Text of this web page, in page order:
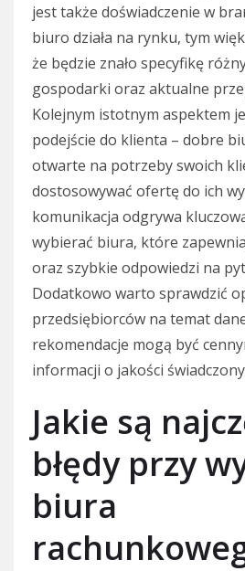
jest także doświadczenie w
biuro działa na rynku, tym
że będzie znało specyfikę
gospodarki oraz aktualne
Kolejnym istotnym aspektem
podejście do klienta – dobre
otwarte na potrzeby swoich
dostosowywać ofertę do ich
komunikacja odgrywa
wybierać biura, które
oraz szybkie odpowiedzi na
Dodatkowo warto sprawdzić
przedsiębiorców na temat
rekomendacje mogą być
informacji o jakości
Jakie są
błędy przy
biura